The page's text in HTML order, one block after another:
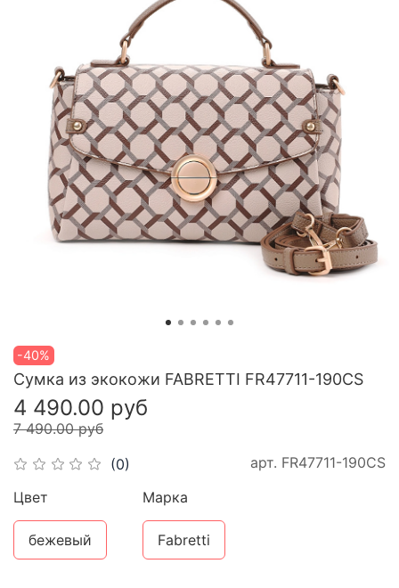
-40%
(0) арт. FR47711-190CS
Сумка из экокожи FABRETTI FR47711-190CS
4 490.00 руб
7 490.00 руб
Цвет
бежевый
Марка
Fabretti